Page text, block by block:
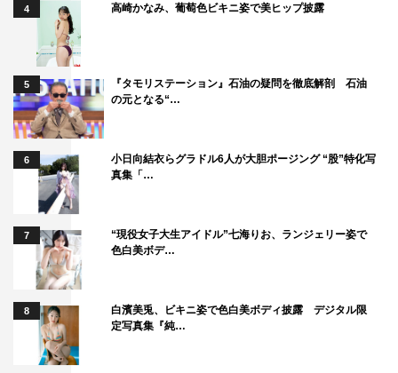
4 高崎かなみ、葡萄色ビキニ姿で美ヒップ披露
5
『タモリステーション』石油の疑問を徹底解剖 石油
の元となる“…
6
小日向結衣らグラドル6人が大胆ポージング “股”特化写
真集「…
7
“現役女子大生アイドル”七海りお、ランジェリー姿で
色白美ボデ…
8
白濱美兎、ビキニ姿で色白美ボディ披露 デジタル限
定写真集『純…